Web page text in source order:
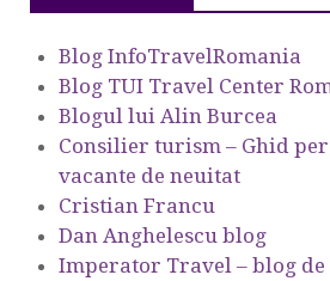
Blog InfoTravelRomania
Blog TUI Travel Center
Blogul lui Alin Burcea
Consilier turism – Ghid
vacante de neuitat
Cristian Francu
Dan Anghelescu blog
Imperator Travel – blog